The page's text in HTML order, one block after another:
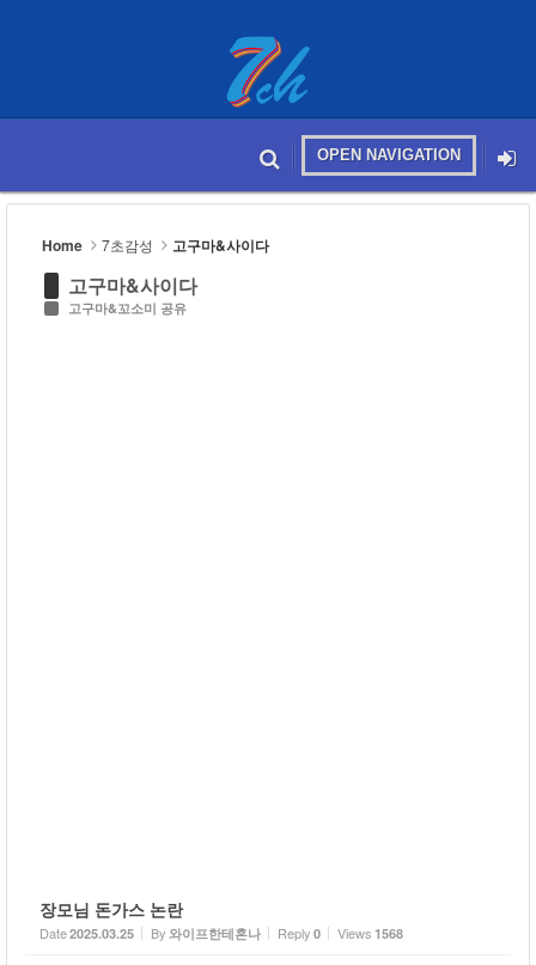
메뉴 건너뛰기
OPEN NAVIGATION
본문시작
Home 7초감성 고구마&사이다
고구마&사이다
고구마&꼬소미 공유
장모님 돈가스 논란
Date2025.03.25 By 와이프한테혼나 Reply 0 Views 1568
Sketchbook5, 스케치북5
Sketchbook5, 스케치북5